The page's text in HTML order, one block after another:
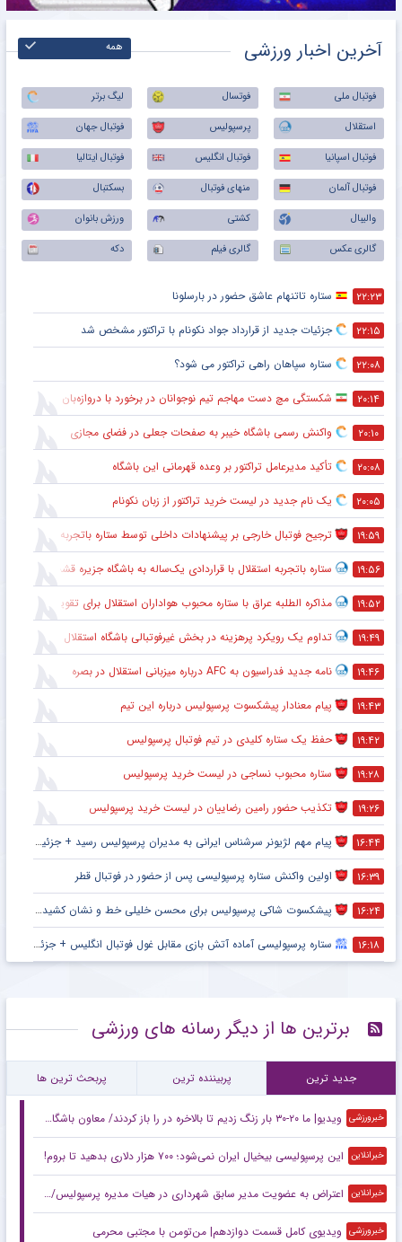
آخرین اخبار ورزشی همه
فوتبال ملی فوتسال
لیگ برتر
استقلال
پرسپولیس
فوتبال جهان
فوتبال اسپانیا
فوتبال انگلیس
فوتبال ایتالیا
فوتبال آلمان
منهای فوتبال
بسکتبال
والیبال
کشتی
ورزش بانوان
گالری عکس
گالری فیلم دکه
۲۲:۲۳ ستاره تاتنهام عاشق حضور در بارسلونا
۲۲:۱۵ جزئیات جدید از قرارداد جواد نکونام با تراکتور مشخص شد
۲۲:۰۸ ستاره سپاهان راهی تراکتور می شود؟
۲۰:۱۴ شکستگی مچ دست مهاجم تیم نوجوانان در برخورد با دروازه‌بان
۲۰:۱۰ واکنش رسمی باشگاه خیبر به صفحات جعلی در فضای مجازی
۲۰:۰۸ تأکید مدیرعامل تراکتور بر وعده قهرمانی این باشگاه
۲۰:۰۵ یک نام جدید در لیست خرید تراکتور از زبان نکونام
۱۹:۵۹ ترجیح فوتبال خارجی بر پیشنهادات داخلی توسط ستاره باتجربه
۱۹:۵۶ ستاره باتجربه استقلال با قراردادی یک‌ساله به باشگاه جزیره قشم پیوست
۱۹:۵۲ مذاکره الطلبه عراق با ستاره محبوب هواداران استقلال برای تقویت خط دفاعی
۱۹:۴۹ تداوم یک رویکرد پرهزینه در بخش غیرفوتبالی باشگاه استقلال
۱۹:۴۶ نامه جدید فدراسیون به AFC درباره میزبانی استقلال در بصره
۱۹:۴۳ پیام معنادار پیشکسوت پرسپولیس درباره این تیم
۱۹:۴۲ حفظ یک ستاره کلیدی در تیم فوتبال پرسپولیس
۱۹:۲۸ ستاره محبوب نساجی در لیست خرید پرسپولیس
۱۹:۲۶ تکذیب حضور رامین رضاییان در لیست خرید پرسپولیس
۱۶:۴۴ پیام مهم لژیونر سرشناس ایرانی به مدیران پرسپولیس رسید + جزئیات
۱۶:۳۹ اولین واکنش ستاره پرسپولیسی پس از حضور در فوتبال قطر
۱۶:۲۴ پیشکسوت شاکی پرسپولیس برای محسن خلیلی خط و نشان کشید + جزئیات
۱۶:۱۸ ستاره پرسپولیسی آماده آتش بازی مقابل غول فوتبال انگلیس + جزئیات
برترین ها از دیگر رسانه های ورزشی
جدید ترین پربیننده ترین پربحث ترین ها
خبرورزشی ویدیو| ما ۲۰-۳۰ بار زنگ زدیم تا بالاخره در را باز کردند/ معاون باشگاه اصلا پرسپولیسی نیست!
خبرانلاین این پرسپولیسی بیخیال ایران نمی‌شود؛ ۷۰۰ هزار دلاری بدهید تا بروم!
خبرانلاین اعتراض به عضویت مدیر سابق شهرداری در هیات مدیره پرسپولیس/ چرا باشگاهها باید پارکینگ مدیران صنعتی، اقتصادی، سیاسی، نظامی و… شود؟
خبرورزشی ویدیوی کامل قسمت دوازدهم| من‌تومن با مجتبی محرمی